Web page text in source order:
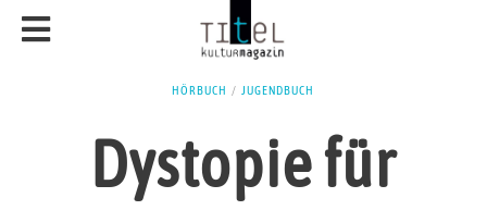
HÖRBUCH / JUGENDBUCH
Dystopie für